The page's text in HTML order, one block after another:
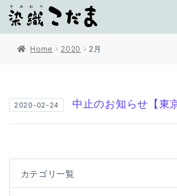
Home 2020 2月
2020-02-24 中止のお知らせ【東
カテゴリ一覧